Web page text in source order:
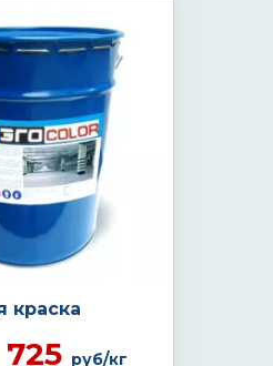
краска
725 руб/кг